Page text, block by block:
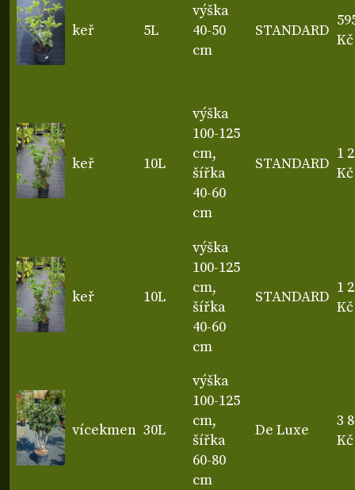
keř 5L
výška
40-50
cm
STANDARD
Kč
keř 10L
výška
100-125
cm,
šířka
40-60
cm
STANDARD
1
Kč
keř 10L
výška
100-125
cm,
šířka
40-60
cm
STANDARD
1
Kč
vícekmen 30L
výška
100-125
cm,
šířka
60-80
cm
De Luxe
3
Kč